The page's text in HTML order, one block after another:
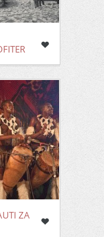
ZA